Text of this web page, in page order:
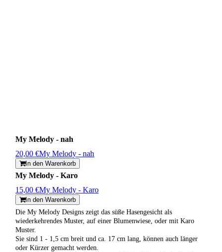
My Melody - nah
20,00 €My Melody - nah
In den Warenkorb
My Melody - Karo
15,00 €My Melody - Karo
In den Warenkorb
Die My Melody Designs zeigt das süße Hasengesicht als
wiederkehrendes Muster, auf einer Blumenwiese, oder mit Karo
Muster.
Sie sind 1 - 1,5 cm breit und ca. 17 cm lang, können auch länger
oder Kürzer gemacht werden.